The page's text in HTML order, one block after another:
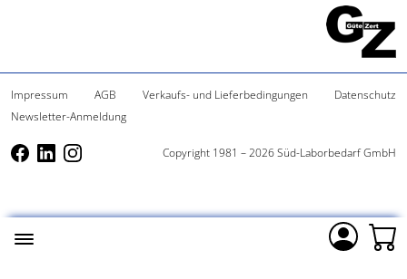
Impressum AGB Verkaufs- und Lieferbedingungen
Datenschutz
Newsletter-Anmeldung
Copyright 1981 – 2026 Süd-Laborbedarf GmbH